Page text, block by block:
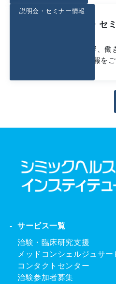
説明会・セ
会社概要や仕事内容、
採用イベント情報を
説明会・セミナー情報
サービス一覧
治験・臨床研究支援
メッドコンシェルジュサー
コンタクトセンター
治験参加者募集